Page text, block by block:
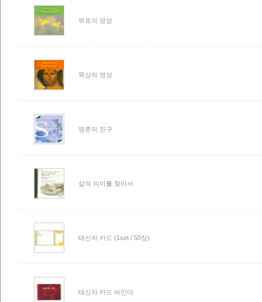
위로의 영성
묵상의 영성
영혼의 친구
삶의 의미를 찾아서
태신자 카드 (1set / 50장)
태신자 카드 바인더